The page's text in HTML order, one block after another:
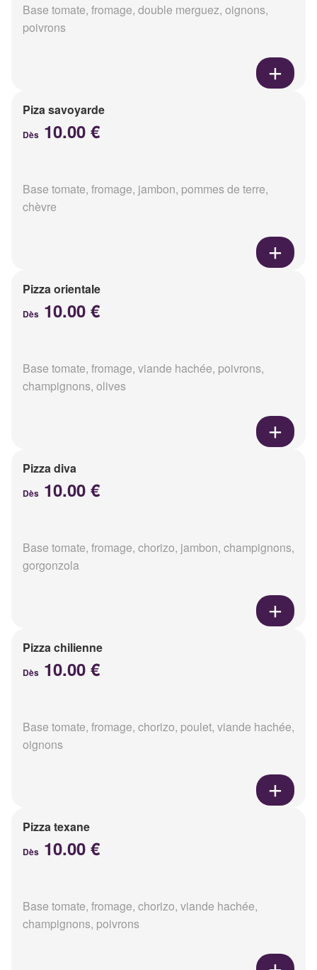
Base tomate, fromage, double merguez, oignons,
poivrons
Piza savoyarde
Dès 10.00 €
Base tomate, fromage, jambon, pommes de terre,
chèvre
Pizza orientale
Dès 10.00 €
Base tomate, fromage, viande hachée, poivrons,
champignons, olives
Pizza diva
Dès 10.00 €
Base tomate, fromage, chorizo, jambon, champignons,
gorgonzola
Pizza chilienne
Dès 10.00 €
Base tomate, fromage, chorizo, poulet, viande hachée,
oignons
Pizza texane
Dès 10.00 €
Base tomate, fromage, chorizo, viande hachée,
champignons, poivrons